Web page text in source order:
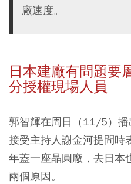
廠速度。
日本建廠有問題
分授權現場人員
郭智輝在周日（11/5）播
接受主持人謝金河提問時
年蓋一座晶圓廠，去日本
兩個原因。